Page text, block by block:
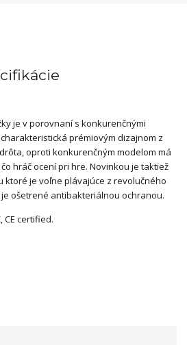
je v porovnaní s konkurenčnými
prémiovým dizajnom z
oproti konkurenčným modelom má
hráč ocení pri hre. Novinkou je taktiež
je voľne plávajúce z revolučného
ošetrené antibakteriálnou ochranou.
CE certified.